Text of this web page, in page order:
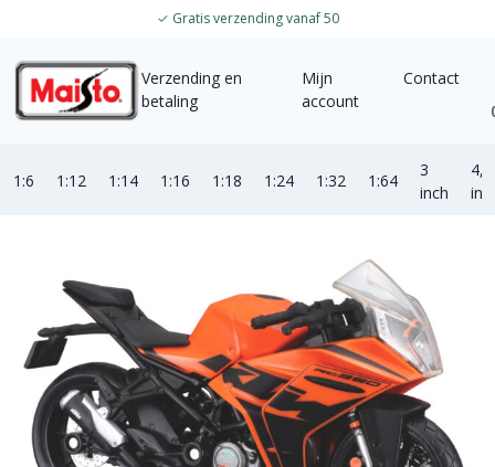
✓ Gratis verzending vanaf 50
Verzending en
betaling
Mijn
account
Contact
1:6 1:12 1:14 1:16 1:18 1:24 1:32 1:64
3
inch
4,5